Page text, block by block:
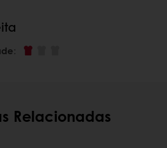
:
Relacionadas